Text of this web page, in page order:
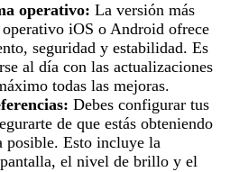
operativo: La versión más
iOS o Android ofrece
seguridad y estabilidad. Es
al día con las actualizaciones
todas las mejoras.
Debes configurar tus
de que estás obteniendo
posible. Esto incluye la
el nivel de brillo y el